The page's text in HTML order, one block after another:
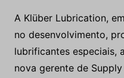
A Klüber Lubrication,
no desenvolvimento,
lubrificantes especiais,
nova gerente de